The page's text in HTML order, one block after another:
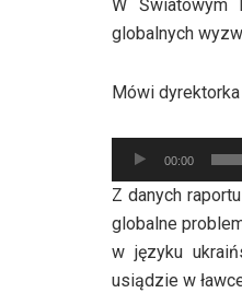
W Światowym
globalnych
Mówi
Odtwarzacz
plików
dźwiękowych
00:00
Z danych
globalne
w języku
usiądzie w